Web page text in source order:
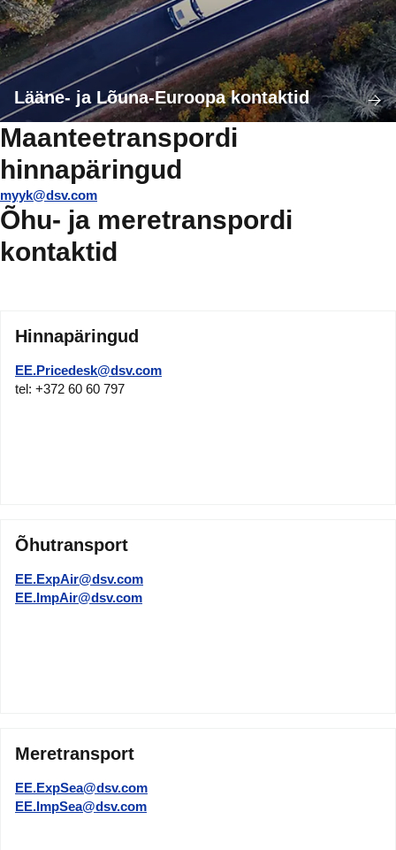
Lääne- ja Lõuna-Euroopa kontaktid
Maanteetranspordi
hinnapäringud
myyk@dsv.com
Õhu- ja meretranspordi
kontaktid
Hinnapäringud
EE.Pricedesk@dsv.com
tel: +372 60 60 797
Õhutransport
EE.ExpAir@dsv.com
EE.ImpAir@dsv.com
Meretransport
EE.ExpSea@dsv.com
EE.ImpSea@dsv.com